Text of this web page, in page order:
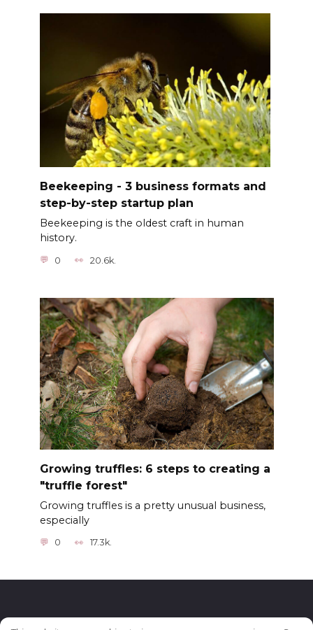
Beekeeping - 3 business formats and
step-by-step startup plan
Beekeeping is the oldest craft in human
history.
0 20.6k.
Growing truffles: 6 steps to creating a
"truffle forest"
Growing truffles is a pretty unusual business,
especially
0 17.3k.
© 2026 Бизнес-идеи для женщин и девушек